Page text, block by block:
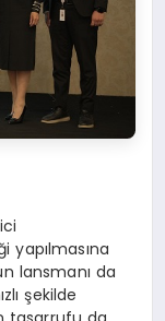
yapılmasına
lansmanı da
şekilde